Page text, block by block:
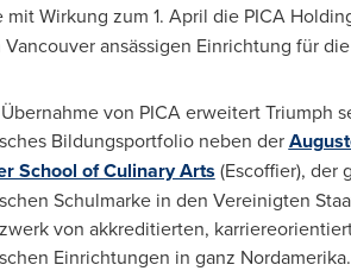
mit Wirkung zum 1. April die PICA
ansässigen Einrichtung für
von PICA erweitert Triumph
Bildungsportfolio neben der
School of Culinary Arts (Escoffier), der
Schulmarke in den Vereinigten
von akkreditierten,
Einrichtungen in ganz